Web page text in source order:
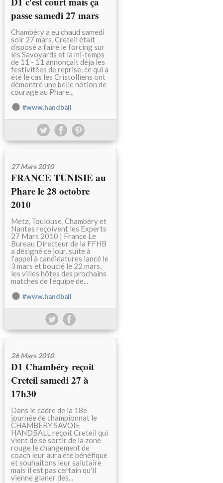
passe samedi 27 mars
Chambéry a eu chaud samedi
soir 27 mars, Creteil était
disposé a faire le forcing sur
les Savoyards et la mi-temps
de 11 - 11 annonçait déja les
festivitées de reprise, ce qui a
été le cas les Cristolliens ont
démontré une belle notion de
courage au Phare...
#www.handball
27 Mars 2010
FRANCE TUNISIE au
Phare le 28 octobre
2010
Metz, Toulouse, Chambéry et
Nantes reçoivent les Experts
27 Mars 2010 | France Le
Bureau Directeur de la FFHB
a désigné ce jour, suite à
l’appel à candidatures lancé le
3 mars et bouclé le 22 mars,
les villes hôtes des prochains
matches de l’équipe de...
#www.handball
26 Mars 2010
D1 Chambéry reçoit
Creteil samedi 27 à
17h30
Dans le cadre de la 18e
journée de championnat le
CHAMBERY SAVOIE
HANDBALL reçoit Creteil qui
vient de se sortir de la zone
rouge le changement de
coach leur aura été bénéfique
et souhaitons leur salutaire
mais il est pas certain qu'il
vienne glaner des...